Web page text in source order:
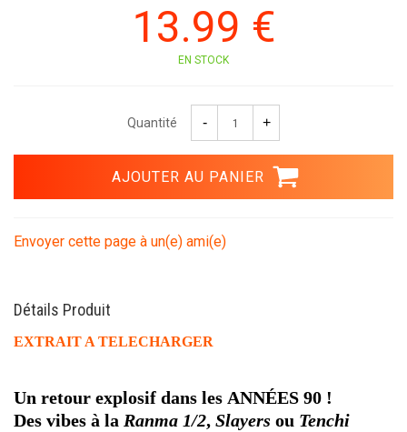
13.99 €
EN STOCK
Quantité
Envoyer cette page à un(e) ami(e)
Détails Produit
EXTRAIT A TELECHARGER
Un retour explosif dans les ANNÉES 90 !
Des vibes à la Ranma 1/2, Slayers ou Tenchi